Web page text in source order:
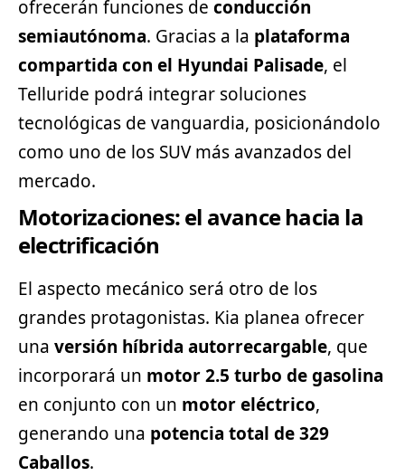
ofrecerán funciones de conducción
semiautónoma. Gracias a la plataforma
compartida con el Hyundai Palisade, el
Telluride podrá integrar soluciones
tecnológicas de vanguardia, posicionándolo
como uno de los SUV más avanzados del
mercado.
Motorizaciones: el avance hacia la
electrificación
El aspecto mecánico será otro de los
grandes protagonistas. Kia planea ofrecer
una versión híbrida autorrecargable, que
incorporará un motor 2.5 turbo de gasolina
en conjunto con un motor eléctrico,
generando una potencia total de 329
Caballos.